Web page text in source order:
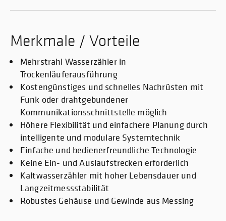
Merkmale / Vorteile
Mehrstrahl Wasserzähler in
Trockenläuferausführung
Kostengünstiges und schnelles Nachrüsten mit
Funk oder drahtgebundener
Kommunikationsschnittstelle möglich
Höhere Flexibilität und einfachere Planung durch
intelligente und modulare Systemtechnik
Einfache und bedienerfreundliche Technologie
Keine Ein- und Auslaufstrecken erforderlich
Kaltwasserzähler mit hoher Lebensdauer und
Langzeitmessstabilität
Robustes Gehäuse und Gewinde aus Messing